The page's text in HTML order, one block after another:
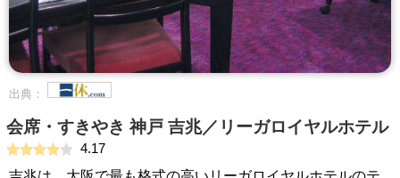
出典：
会席・すきやき 神戸 吉兆／リーガロイヤルホテル
4.17